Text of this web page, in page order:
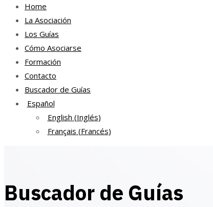
Home
La Asociación
Los Guías
Cómo Asociarse
Formación
Contacto
Buscador de Guías
Español
English (Inglés)
Français (Francés)
Buscador de Guías